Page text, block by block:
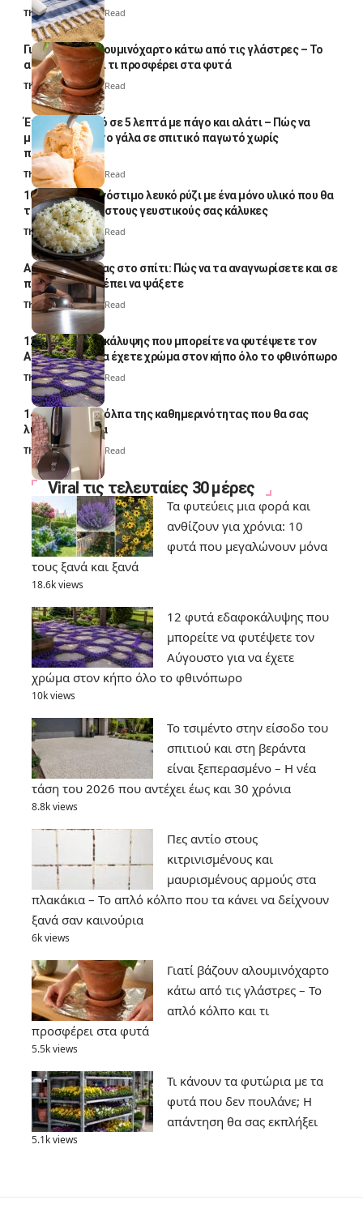
Thali Ombre5 Min Read
Γιατί βάζουν αλουμινόχαρτο κάτω από τις γλάστρες – Το
απλό κόλπο και τι προσφέρει στα φυτά
Thali Ombre4 Min Read
Έτοιμο παγωτό σε 5 λεπτά με πάγο και αλάτι – Πώς να
μετατρέψετε το γάλα σε σπιτικό παγωτό χωρίς
παγωτομηχανή
Thali Ombre 4 Min Read
10 φορές ποιο νόστιμο λευκό ρύζι με ένα μόνο υλικό που θα
το απογειώσει στους γευστικούς σας κάλυκες
Thali Ombre4 Min Read
Αυγά κατσαρίδας στο σπίτι: Πώς να τα αναγνωρίσετε και σε
ποια σημεία πρέπει να ψάξετε
Thali Ombre4 Min Read
12 φυτά εδαφοκάλυψης που μπορείτε να φυτέψετε τον
Αύγουστο για να έχετε χρώμα στον κήπο όλο το φθινόπωρο
Thali Ombre7 Min Read
14 πανέξυπνα κόλπα της καθημερινότητας που θα σας
λύσουν τα χέρια
Thali Ombre 6 Min Read
Viral τις τελευταίες 30 μέρες
Τα φυτεύεις μια φορά και
ανθίζουν για χρόνια: 10
φυτά που μεγαλώνουν μόνα
τους ξανά και ξανά
18.6k views
12 φυτά εδαφοκάλυψης που
μπορείτε να φυτέψετε τον
Αύγουστο για να έχετε
χρώμα στον κήπο όλο το φθινόπωρο
10k views
Το τσιμέντο στην είσοδο του
σπιτιού και στη βεράντα
είναι ξεπερασμένο – Η νέα
τάση του 2026 που αντέχει έως και 30 χρόνια
8.8k views
Πες αντίο στους
κιτρινισμένους και
μαυρισμένους αρμούς στα
πλακάκια – Το απλό κόλπο που τα κάνει να δείχνουν
ξανά σαν καινούρια
6k views
Γιατί βάζουν αλουμινόχαρτο
κάτω από τις γλάστρες – Το
απλό κόλπο και τι
προσφέρει στα φυτά
5.5k views
Τι κάνουν τα φυτώρια με τα
φυτά που δεν πουλάνε; Η
απάντηση θα σας εκπλήξει
5.1k views